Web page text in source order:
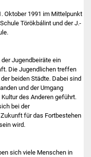
Oktober 1991 im Mittelpunkt
Törökbálint und der J.-
Jugendbeiräte ein
Die Jugendlichen treffen
beiden Städte. Dabei sind
und der Umgang
des Anderen geführt.
bei der
für das Fortbestehen
wird.
sich viele Menschen in